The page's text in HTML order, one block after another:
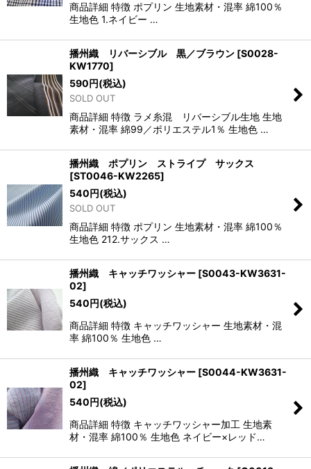
商品詳細 特徴 ポプリン 生地素材・混率 綿100％
生地色 1.ネイビー …
播州織 リバーシブル 黒／ブラウン [S0028-
KW1770]
590円(税込)
SOLD OUT
商品詳細 特徴 ラメ糸混 リバーシブル生地 生地
素材・混率 綿99／ポリエステル1％ 生地色 …
播州織 ポプリン ストライプ サックス
[ST0046-KW2265]
540円(税込)
SOLD OUT
商品詳細 特徴 ポプリン 生地素材・混率 綿100％
生地色 212.サックス …
播州織 キャッチワッシャー [S0043-KW3631-
02]
540円(税込)
商品詳細 特徴 キャッチワッシャー 生地素材・混
率 綿100％ 生地色 …
播州織 キャッチワッシャー [S0044-KW3631-
02]
540円(税込)
商品詳細 特徴 キャッチワッシャー加工 生地素
材・混率 綿100％ 生地色 ネイビー×レッド…